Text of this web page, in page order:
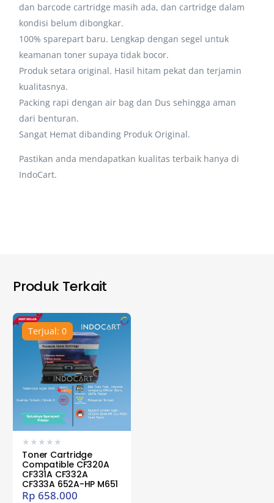
dan barcode cartridge masih ada, dan cartridge dalam
kondisi belum dibongkar.
100% sparepart baru. Lengkap dengan segel untuk
keamanan toner supaya tidak bocor.
Produk setara original. Hasil hitam pekat dan terjamin
kualitasnya.
Packing rapi dengan air bag dan Dus sehingga aman
dari benturan.
Sangat Hemat dibanding Produk Original.
Pastikan anda mendapatkan kualitas terbaik hanya di
IndoCart.
Produk Terkait
Terjual: 0
★ ★ ★ ★ ★
Toner Cartridge
Compatible CF320A
CF331A CF332A
CF333A 652A-HP M651
Rp 658.000